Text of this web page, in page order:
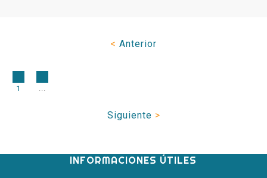
< Anterior
1 ...
Siguiente >
INFORMACIONES ÚTILES